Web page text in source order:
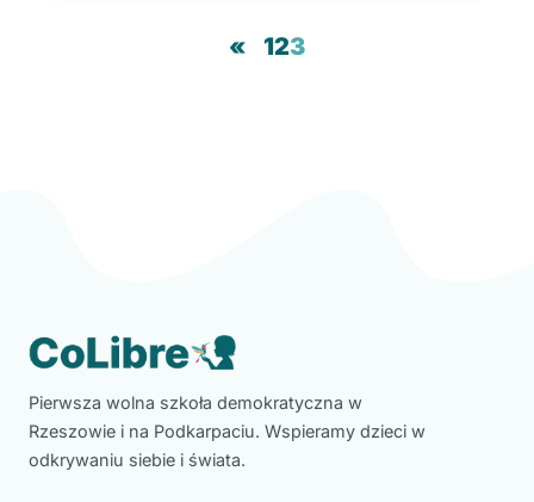
« 123
Pierwsza wolna szkoła demokratyczna w
Rzeszowie i na Podkarpaciu. Wspieramy dzieci w
odkrywaniu siebie i świata.